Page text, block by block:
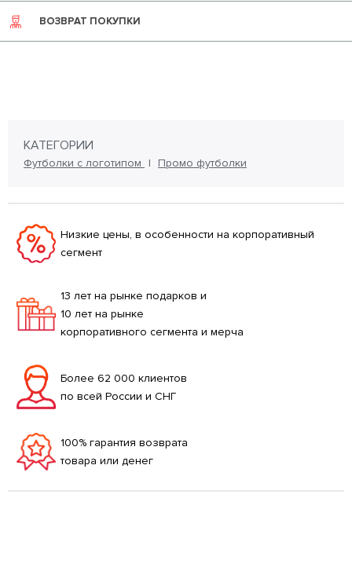
ВОЗВРАТ ПОКУПКИ
КАТЕГОРИИ
Футболки с логотипом Промо футболки
Низкие цены, в особенности на корпоративный
сегмент
13 лет на рынке подарков и
10 лет на рынке
корпоративного сегмента и мерча
Более 62 000 клиентов
по всей России и СНГ
100% гарантия возврата
товара или денег